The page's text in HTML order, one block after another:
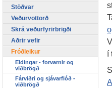
í
A
Stöðvar
Veðurvottorð
Skrá veðurfyrirbrigði
Aðrir vefir
Fróðleikur
Eldingar - forvarnir og
viðbrögð
Fárviðri og sjávarflóð -
viðbrögð